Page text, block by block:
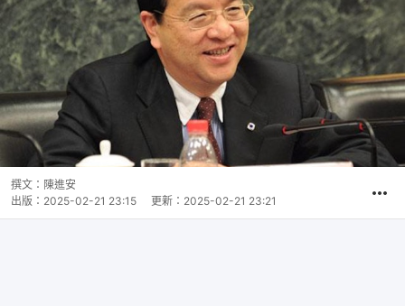
撰文： 陳進安
出版： 2025-02-21 23:15 更新： 2025-02-21 23:21